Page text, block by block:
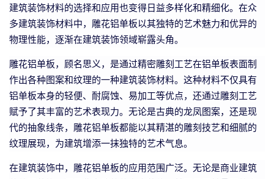
建筑装饰材料的选择和应用也变得日益多样化和精细化。在众
多建筑装饰材料中，雕花铝单板以其独特的艺术魅力和优异的
物理性能，逐渐在建筑装饰领域崭露头角。
雕花铝单板，顾名思义，是通过精密雕刻工艺在铝单板表面制
作出各种图案和纹理的一种建筑装饰材料。这种材料不仅具有
铝单板本身的轻便、耐腐蚀、易加工等优点，还通过雕刻工艺
赋予了其丰富的艺术表现力。无论是古典的龙凤图案，还是现
代的抽象线条，雕花铝单板都能以其精湛的雕刻技艺和细腻的
纹理展现，为建筑增添一抹独特的艺术气息。
在建筑装饰中，雕花铝单板的应用范围广泛。无论是商业建筑